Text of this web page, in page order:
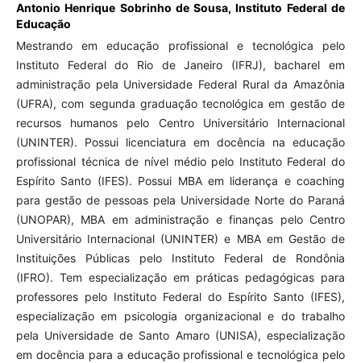
Antonio Henrique Sobrinho de Sousa,Instituto Federal de
Educação
Mestrando em educação profissional e tecnológica pelo
Instituto Federal do Rio de Janeiro (IFRJ), bacharel em
administração pela Universidade Federal Rural da Amazônia
(UFRA), com segunda graduação tecnológica em gestão de
recursos humanos pelo Centro Universitário Internacional
(UNINTER). Possui licenciatura em docência na educação
profissional técnica de nível médio pelo Instituto Federal do
Espírito Santo (IFES). Possui MBA em liderança e coaching
para gestão de pessoas pela Universidade Norte do Paraná
(UNOPAR), MBA em administração e finanças pelo Centro
Universitário Internacional (UNINTER) e MBA em Gestão de
Instituições Públicas pelo Instituto Federal de Rondônia
(IFRO). Tem especialização em práticas pedagógicas para
professores pelo Instituto Federal do Espírito Santo (IFES),
especialização em psicologia organizacional e do trabalho
pela Universidade de Santo Amaro (UNISA), especialização
em docência para a educação profissional e tecnológica pelo